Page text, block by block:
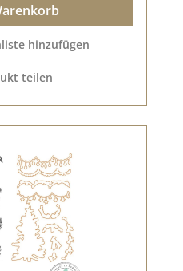
hinzufügen
teilen